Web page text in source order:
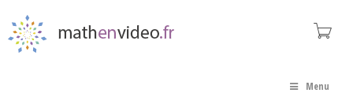
Menu